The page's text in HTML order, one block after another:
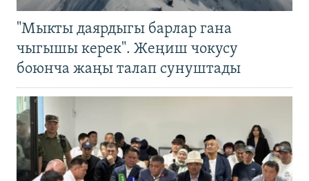
"Мыкты даярдыгы барлар гана
чыгышы керек". Жеңиш чокусу
боюнча жаңы талап сунуштады